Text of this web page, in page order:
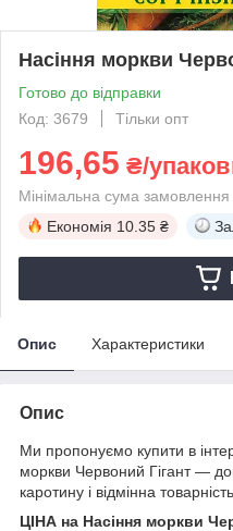
Насіння моркви
Готово до відправки
Код: 3679
Тільки опт
196,65 ₴/
Мінімальна сума
Економія 10.35 ₴
Опис Характеристики
Опис
Ми пропонуємо купити в
моркви Червоний Гігант ―
каротину і відмінна
ЦІНА на Насіння моркви